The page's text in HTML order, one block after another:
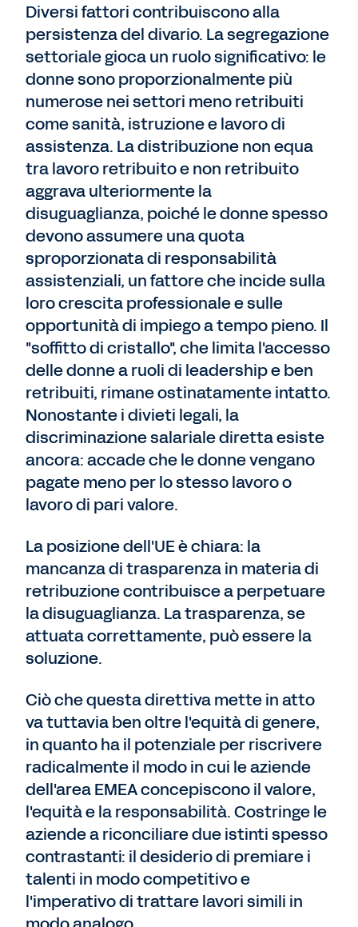
Diversi fattori contribuiscono alla
persistenza del divario. La segregazione
settoriale gioca un ruolo significativo: le
donne sono proporzionalmente più
numerose nei settori meno retribuiti
come sanità, istruzione e lavoro di
assistenza. La distribuzione non equa
tra lavoro retribuito e non retribuito
aggrava ulteriormente la
disuguaglianza, poiché le donne spesso
devono assumere una quota
sproporzionata di responsabilità
assistenziali, un fattore che incide sulla
loro crescita professionale e sulle
opportunità di impiego a tempo pieno. Il
"soffitto di cristallo", che limita l'accesso
delle donne a ruoli di leadership e ben
retribuiti, rimane ostinatamente intatto.
Nonostante i divieti legali, la
discriminazione salariale diretta esiste
ancora: accade che le donne vengano
pagate meno per lo stesso lavoro o
lavoro di pari valore.
La posizione dell'UE è chiara: la
mancanza di trasparenza in materia di
retribuzione contribuisce a perpetuare
la disuguaglianza. La trasparenza, se
attuata correttamente, può essere la
soluzione.
Ciò che questa direttiva mette in atto
va tuttavia ben oltre l'equità di genere,
in quanto ha il potenziale per riscrivere
radicalmente il modo in cui le aziende
dell'area EMEA concepiscono il valore,
l'equità e la responsabilità.Costringe le
aziende a riconciliare due istinti spesso
contrastanti: il desiderio di premiare i
talenti in modo competitivo e
l'imperativo di trattare lavori simili in